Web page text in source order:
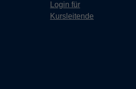
Login für
Kursleitende